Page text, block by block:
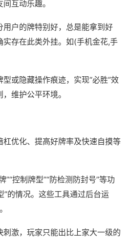
互动乐趣。
户的牌特别好，总是能拿到好
存在此类外挂。如(手机金花,手
或隐藏操作痕迹，实现“必胜”效
维护公平环境。
优化、提高好牌率及快速自摸等
控制牌型”“防检测防封号”等功
”的情况。这些工具通过后台运
激，玩家只能出比上家大一级的